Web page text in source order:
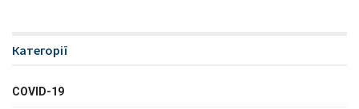
Категорії
COVID-19